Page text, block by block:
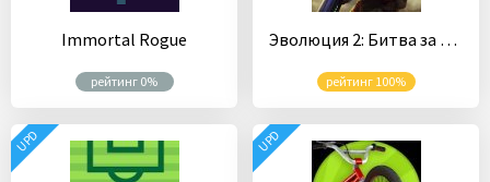
Immortal Rogue
рейтинг 0%
Эволюция 2: Битва за Утопию. Футуристический шутер
рейтинг 100%
UPD UPD